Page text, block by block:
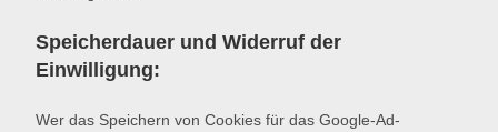
Speicherdauer und Widerruf der
Einwilligung:
Wer das Speichern von Cookies für das Google-Ad-